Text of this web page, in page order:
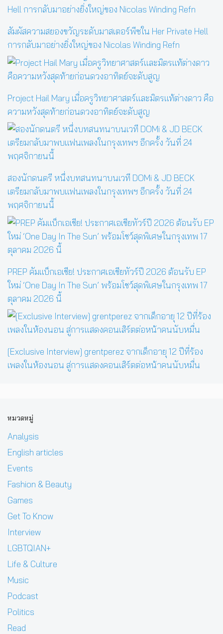
สัมผัสความสยองขวัญระดับมาสเตอร์พีซใน Her Private Hell
การกลับมาอย่างยิ่งใหญ่ของ Nicolas Winding Refn
Project Hail Mary เมื่อครูวิทยาศาสตร์และมิตรแท้ต่างดาว คือ
ความหวังสุดท้ายก่อนดวงอาทิตย์จะดับสูญ
สองนักดนตรี หนึ่งบทสนทนาบนเวที DOMi & JD BECK
เตรียมกลับมาพบแฟนเพลงในกรุงเทพฯ อีกครั้ง วันที่ 24
พฤศจิกายนนี้
PREP คัมแบ็กเอเชีย! ประกาศเอเชียทัวร์ปี 2026 ต้อนรับ EP
ใหม่ ‘One Day In The Sun’ พร้อมโชว์สุดพิเศษในกรุงเทพ 17
ตุลาคม 2026 นี้
[Exclusive Interview] grentperez จากเด็กอายุ 12 ปีที่ร้อง
เพลงในห้องนอน สู่การแสดงคอนเสิร์ตต่อหน้าคนนับหมื่น
หมวดหมู่
Analysis
English articles
Events
Fashion & Beauty
Games
Get To Know
Interview
LGBTQIAN+
Life & Culture
Music
Podcast
Politics
Read